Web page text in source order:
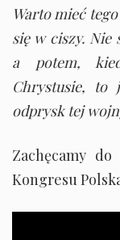
Warto mieć
się w ciszy. Nie
a potem,
Chrystusie, to
odprysk tej
Zachęcamy
Kongresu